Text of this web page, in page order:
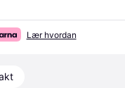
Lær hvordan